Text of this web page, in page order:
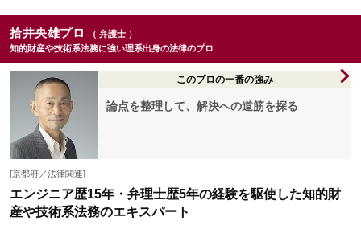
拾井央雄プロ
（ 弁護士 ）
知的財産や技術系法務に強い理系出身の法律のプロ
このプロの一番の強み
論点を整理して、解決への道筋を探る
[京都府／法律関連]
エンジニア歴15年・弁理士歴5年の経験を駆使した知的財
産や技術系法務のエキスパート